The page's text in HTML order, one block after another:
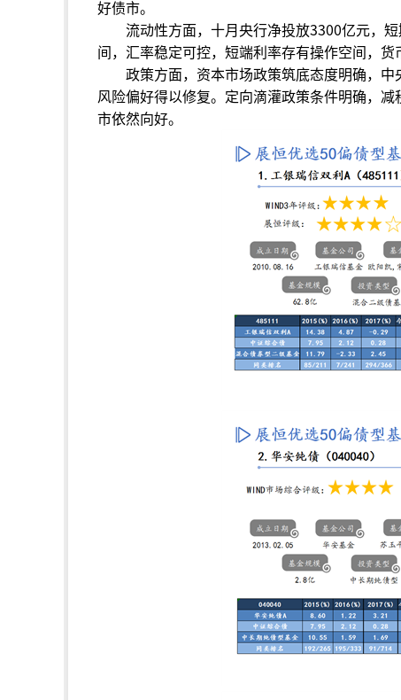
好债市。
流动性方面，十月央行净投放3300亿元，
间，汇率稳定可控，短端利率存有操作空间，货
政策方面，资本市场政策筑底态度明确，
风险偏好得以修复。定向滴灌政策条件明确，
市依然向好。